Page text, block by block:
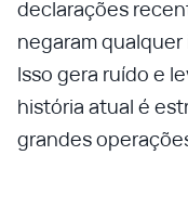
declarações
negaram
Isso gera ruído e
história atual é
grandes